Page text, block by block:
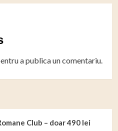
a publica un comentariu.
Club – doar 490 lei